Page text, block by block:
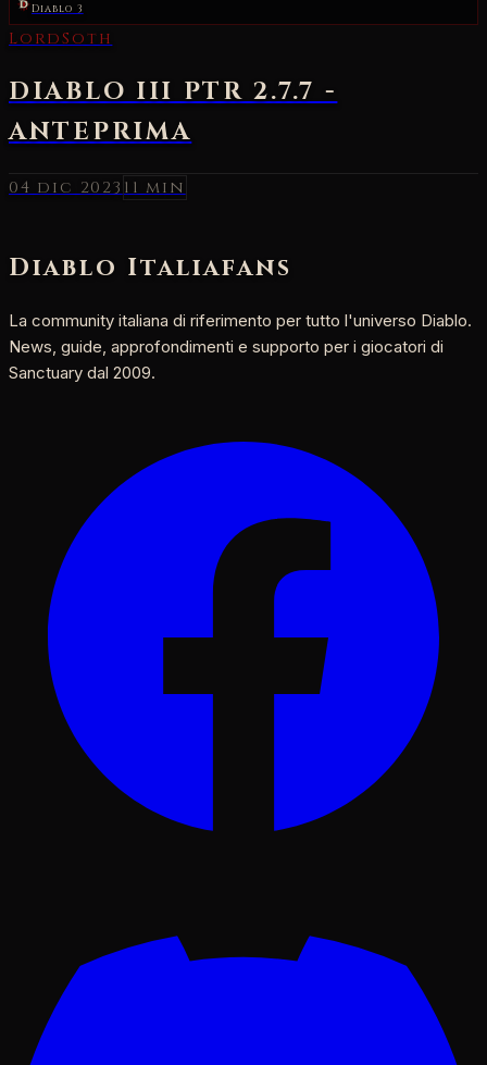
Diablo 3
04 dic 2023 11 min
Diablo Italiafans
La community italiana di riferimento per tutto l'universo Diablo.
News, guide, approfondimenti e supporto per i giocatori di
Sanctuary dal 2009.